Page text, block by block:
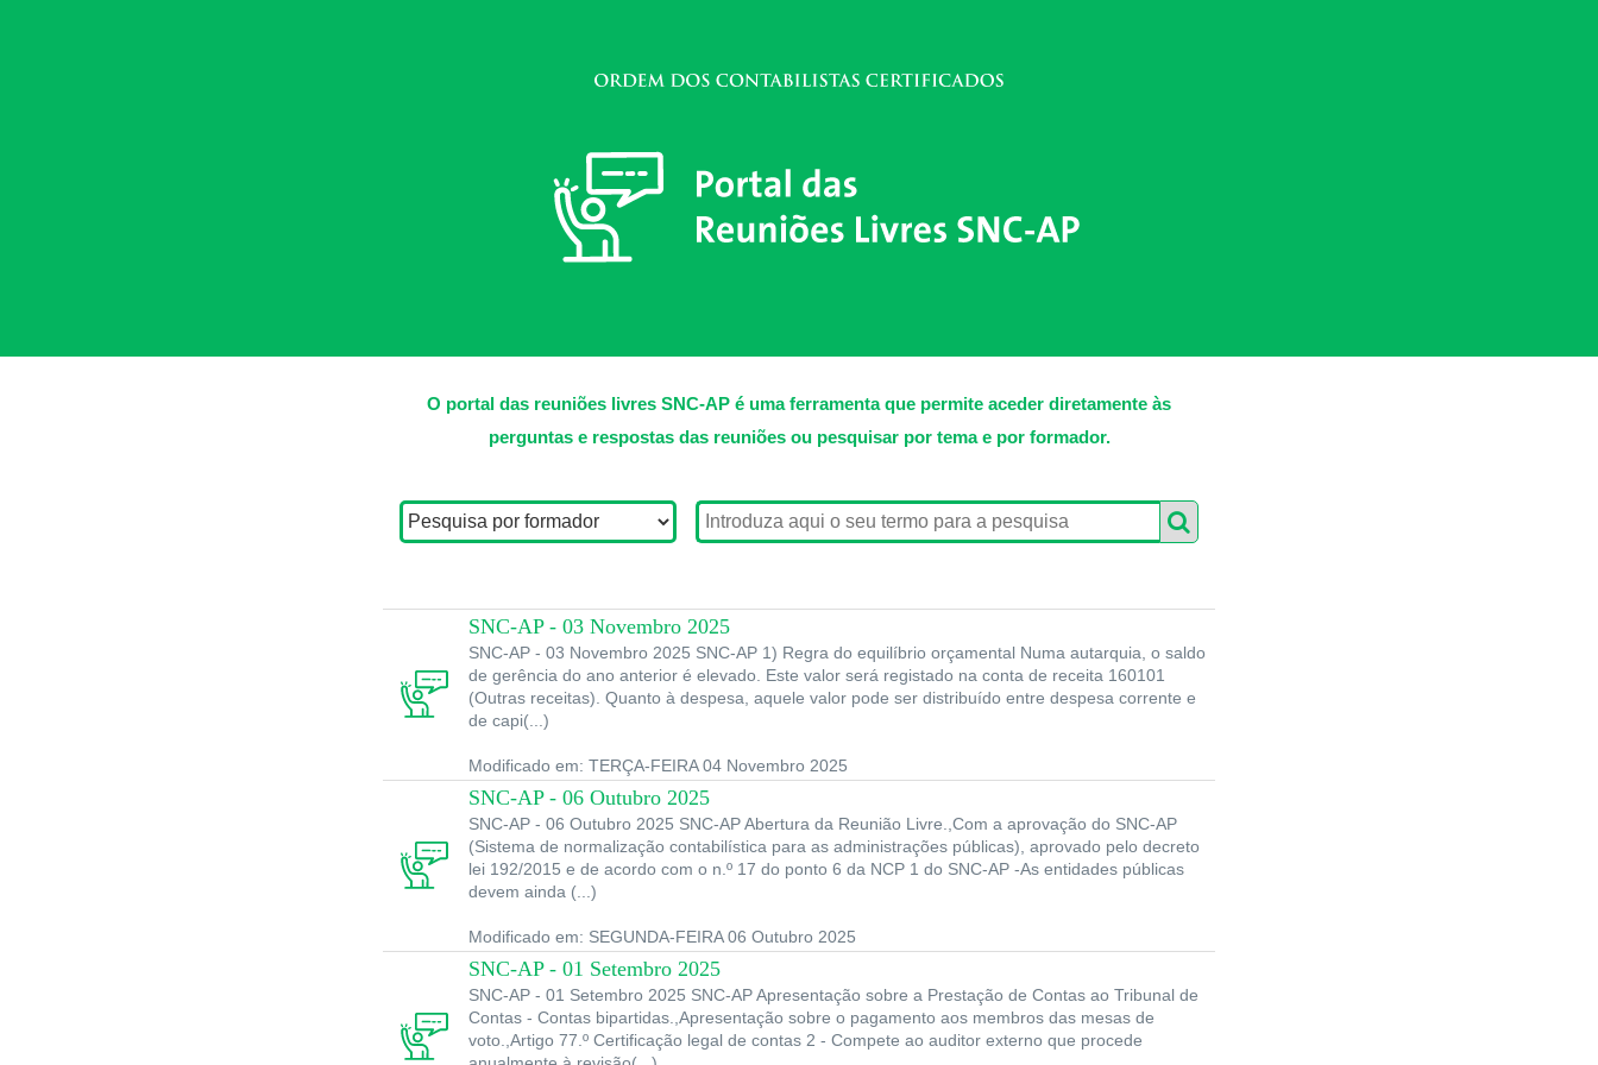
O portal das reuniões livres SNC-AP é uma ferramenta que permite aceder diretamente às
perguntas e respostas das reuniões ou pesquisar por tema e por formador.
SNC-AP - 03 Novembro 2025
SNC-AP - 03 Novembro 2025 SNC-AP 1) Regra do equilíbrio orçamental Numa autarquia, o saldo
de gerência do ano anterior é elevado. Este valor será registado na conta de receita 160101
(Outras receitas). Quanto à despesa, aquele valor pode ser distribuído entre despesa corrente e
de capi(...)
Modificado em: TERÇA-FEIRA 04 Novembro 2025
SNC-AP - 06 Outubro 2025
SNC-AP - 06 Outubro 2025 SNC-AP Abertura da Reunião Livre.,Com a aprovação do SNC-AP
(Sistema de normalização contabilística para as administrações públicas), aprovado pelo decreto
lei 192/2015 e de acordo com o n.º 17 do ponto 6 da NCP 1 do SNC-AP -As entidades públicas
devem ainda (...)
Modificado em: SEGUNDA-FEIRA 06 Outubro 2025
SNC-AP - 01 Setembro 2025
SNC-AP - 01 Setembro 2025 SNC-AP Apresentação sobre a Prestação de Contas ao Tribunal de
Contas - Contas bipartidas.,Apresentação sobre o pagamento aos membros das mesas de
voto.,Artigo 77.º Certificação legal de contas 2 - Compete ao auditor externo que procede